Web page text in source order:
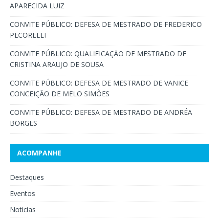
APARECIDA LUIZ
CONVITE PÚBLICO: DEFESA DE MESTRADO DE FREDERICO
PECORELLI
CONVITE PÚBLICO: QUALIFICAÇÃO DE MESTRADO DE
CRISTINA ARAUJO DE SOUSA
CONVITE PÚBLICO: DEFESA DE MESTRADO DE VANICE
CONCEIÇÃO DE MELO SIMÕES
CONVITE PÚBLICO: DEFESA DE MESTRADO DE ANDRÉA
BORGES
ACOMPANHE
Destaques
Eventos
Noticias